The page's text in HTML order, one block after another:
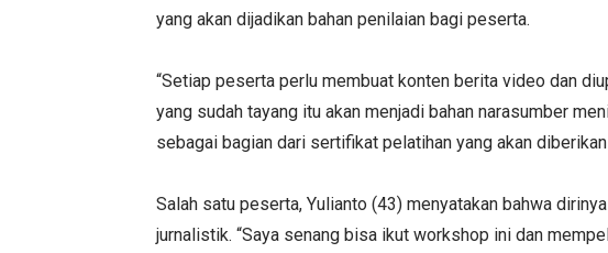
yang akan dijadikan bahan penilaian bagi peserta.
“Setiap peserta perlu membuat konten berita video dan
yang sudah tayang itu akan menjadi bahan narasumber
sebagai bagian dari sertifikat pelatihan yang akan
Salah satu peserta, Yulianto (43) menyatakan bahwa
jurnalistik. “Saya senang bisa ikut workshop ini dan